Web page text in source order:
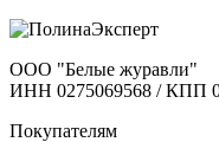
ООО "Белые журавли"
ИНН 0275069568 / КПП
Покупателям